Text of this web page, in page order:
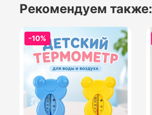
Рекомендуем также:
-10%